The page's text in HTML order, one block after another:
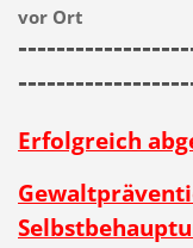
vor Ort
Erfolgreich